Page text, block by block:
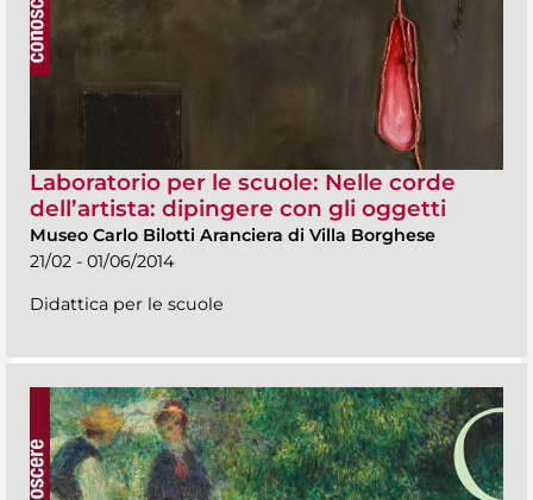
Laboratorio per le scuole: Nelle corde
dell’artista: dipingere con gli oggetti
Museo Carlo Bilotti Aranciera di Villa Borghese
21/02 - 01/06/2014
Didattica per le scuole